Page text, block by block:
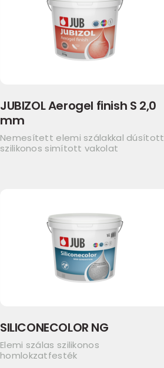
JUBIZOL Aerogel finish S 2,0
mm
Nemesített elemi szálakkal dúsított
szilikonos simított vakolat
SILICONECOLOR NG
Elemi szálas szilikonos
homlokzatfesték